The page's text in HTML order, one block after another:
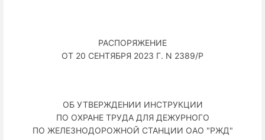
РАСПОРЯЖЕНИЕ
ОТ 20 СЕНТЯБРЯ 2023 Г. N 2389/Р
ОБ УТВЕРЖДЕНИИ ИНСТРУКЦИИ
ПО ОХРАНЕ ТРУДА ДЛЯ ДЕЖУРНОГО
ПО ЖЕЛЕЗНОДОРОЖНОЙ СТАНЦИИ ОАО "РЖД"